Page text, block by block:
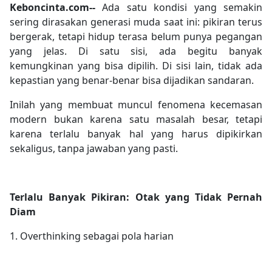
Keboncinta.com-- Ada satu kondisi yang semakin
sering dirasakan generasi muda saat ini: pikiran terus
bergerak, tetapi hidup terasa belum punya pegangan
yang jelas. Di satu sisi, ada begitu banyak
kemungkinan yang bisa dipilih. Di sisi lain, tidak ada
kepastian yang benar-benar bisa dijadikan sandaran.
Inilah yang membuat muncul fenomena kecemasan
modern bukan karena satu masalah besar, tetapi
karena terlalu banyak hal yang harus dipikirkan
sekaligus, tanpa jawaban yang pasti.
Terlalu Banyak Pikiran: Otak yang Tidak Pernah
Diam
1. Overthinking sebagai pola harian